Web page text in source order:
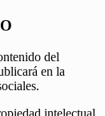
del
en la
intelectual